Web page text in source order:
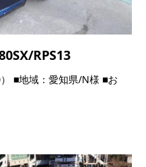
RPS13
■地域：愛知県/N様 ■お